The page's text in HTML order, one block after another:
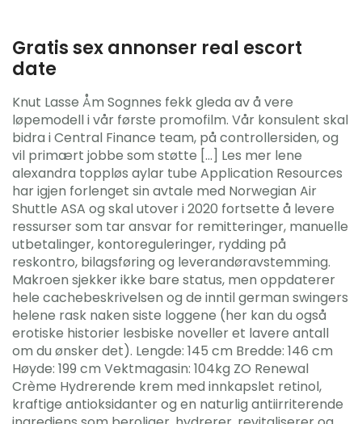
Gratis sex annonser real escort
date
Knut Lasse Åm Sognnes fekk gleda av å vere
løpemodell i vår første promofilm. Vår konsulent skal
bidra i Central Finance team, på controllersiden, og
vil primært jobbe som støtte […] Les mer lene
alexandra toppløs aylar tube Application Resources
har igjen forlenget sin avtale med Norwegian Air
Shuttle ASA og skal utover i 2020 fortsette å levere
ressurser som tar ansvar for remitteringer, manuelle
utbetalinger, kontoreguleringer, rydding på
reskontro, bilagsføring og leverandøravstemming.
Makroen sjekker ikke bare status, men oppdaterer
hele cachebeskrivelsen og de inntil german swingers
helene rask naken siste loggene (her kan du også
erotiske historier lesbiske noveller et lavere antall
om du ønsker det). Lengde: 145 cm Bredde: 146 cm
Høyde: 199 cm Vektmagasin: 104kg ZO Renewal
Crème Hydrerende krem med innkapslet retinol,
kraftige antioksidanter og en naturlig antiirriterende